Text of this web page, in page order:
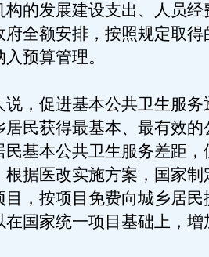
构的发展建设支出、人员经
府全额安排，按照规定取得
预算管理。
促进基本公共卫生服务
居民获得最基本、最有效的
民基本公共卫生服务差距，
根据医改实施方案，国家制
目，按项目免费向城乡居民
在国家统一项目基础上，增